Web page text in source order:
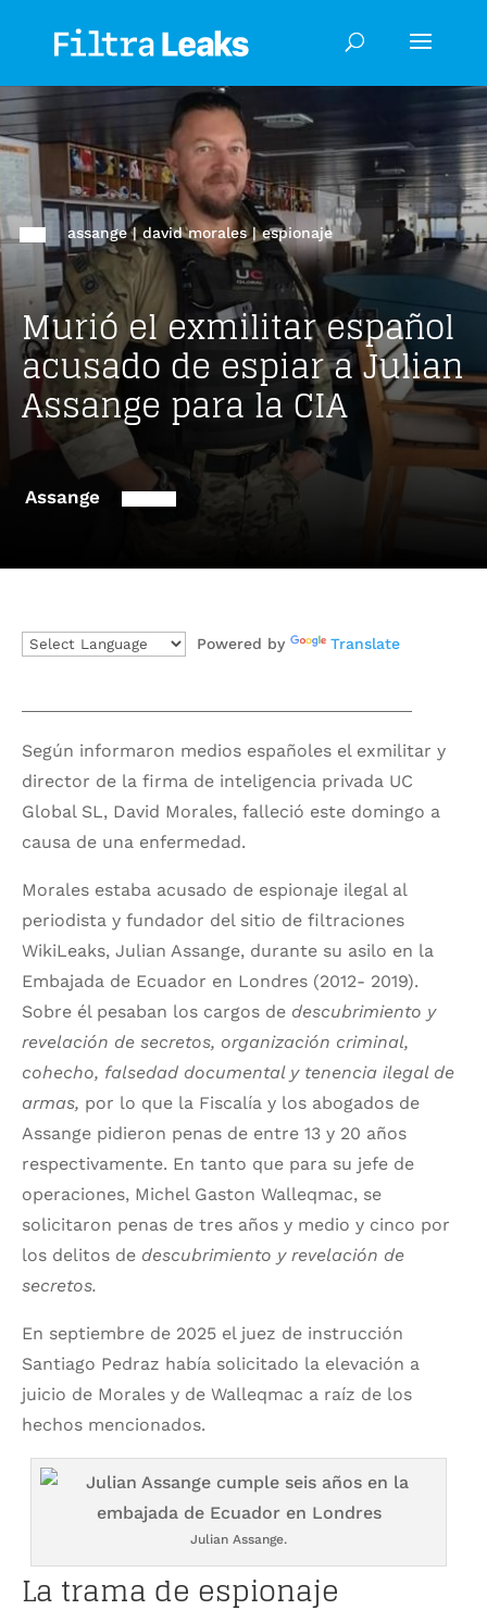
assange| david morales|espionaje
Murió el exmilitar español
acusado de espiar a Julian
Assange para la CIA
Assange
Powered by Translate
Según informaron medios españoles el exmilitar y
director de la firma de inteligencia privada UC
Global SL, David Morales, falleció este domingo a
causa de una enfermedad.
Morales estaba acusado de espionaje ilegal al
periodista y fundador del sitio de filtraciones
WikiLeaks, Julian Assange, durante su asilo en la
Embajada de Ecuador en Londres (2012- 2019).
Sobre él pesaban los cargos de descubrimiento y
revelación de secretos, organización criminal,
cohecho, falsedad documental y tenencia ilegal de
armas, por lo que la Fiscalía y los abogados de
Assange pidieron penas de entre 13 y 20 años
respectivamente. En tanto que para su jefe de
operaciones, Michel Gaston Walleqmac, se
solicitaron penas de tres años y medio y cinco por
los delitos de descubrimiento y revelación de
secretos.
En septiembre de 2025 el juez de instrucción
Santiago Pedraz había solicitado la elevación a
juicio de Morales y de Walleqmac a raíz de los
hechos mencionados.
Julian Assange.
La trama de espionaje